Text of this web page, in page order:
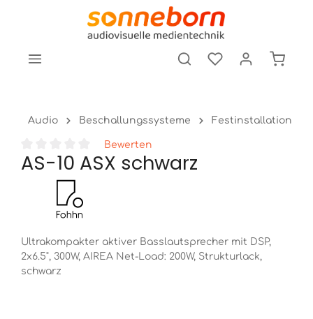
springen
Audio Beschallungssysteme Festinstallation
Durchschnittliche Bewertung von 0 von 5 Sternen
Bewerten
AS-10 ASX schwarz
Ultrakompakter aktiver Basslautsprecher mit DSP,
2x6.5", 300W, AIREA Net-Load: 200W, Strukturlack,
schwarz